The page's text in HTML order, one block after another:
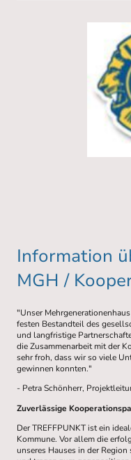
Information
MGH /
"Unser
festen Bestandteil des
und langfristige
die Zusammenarbeit mit der
sehr froh, dass wir so viele
gewinnen konnten."
- Petra Schönherr,
Zuverlässige
Der TREFFPUNKT ist ein
Kommune. Vor allem die
unseres Hauses in der